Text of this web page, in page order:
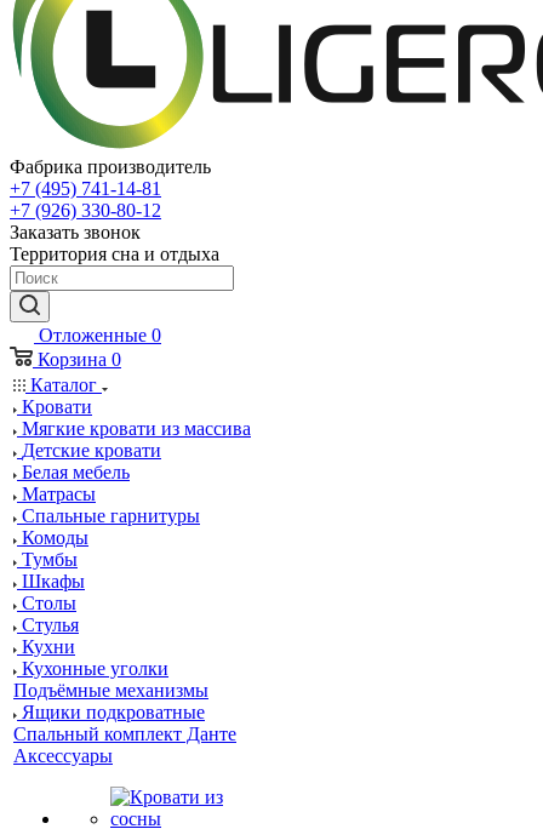
Фабрика производитель
+7 (495) 741-14-81
+7 (926) 330-80-12
Заказать звонок
Территория сна и отдыха
Отложенные 0
Корзина 0
Каталог
Кровати
Мягкие кровати из массива
Детские кровати
Белая мебель
Матрасы
Спальные гарнитуры
Комоды
Тумбы
Шкафы
Столы
Стулья
Кухни
Кухонные уголки
Подъёмные механизмы
Ящики подкроватные
Спальный комплект Данте
Аксессуары